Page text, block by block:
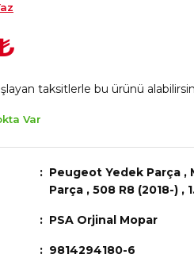
taksitlerle bu ürünü
Var
Peugeot Yedek Parça ,
Parça , 508 R8 (2018-) ,
PSA Orjinal Mopar
9814294180-6